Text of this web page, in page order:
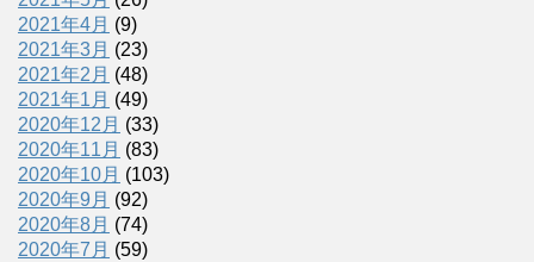
2021年4月 (9)
2021年3月 (23)
2021年2月 (48)
2021年1月 (49)
2020年12月 (33)
2020年11月 (83)
2020年10月 (103)
2020年9月 (92)
2020年8月 (74)
2020年7月 (59)